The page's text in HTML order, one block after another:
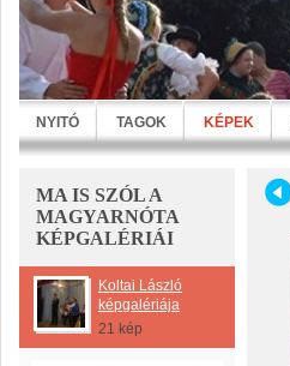
NYITÓ TAGOK KÉPEK
MA IS SZÓL A
MAGYARNÓTA
KÉPGALÉRIÁI
Koltai László
képgalériája
21 kép